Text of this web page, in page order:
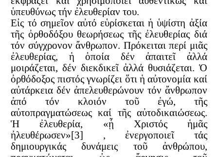
ὑπευθύνως τήν ἐλευθερίαν του.
Εἰς τό σημεῖον αὐτό εὑρίσκεται ἡ ὑψίστη ἀξία
τῆς ὀρθοδόξου θεωρήσεως τῆς ἐλευθερίας διά
τόν σύγχρονον ἄνθρωπον. Πρόκειται περί μιᾶς
ἐλευθερίας, ἡ ὁποία δέν ἀπαιτεῖ ἀλλά
μοιράζεται, δέν διεκδικεῖ ἀλλά θυσιάζεται. Ὁ
ὀρθόδοξος πιστός γνωρίζει ὅτι ἡ αὐτονομία καί
αὐτάρκεια δέν ἀπελευθερώνουν τόν ἄνθρωπον
ἀπό τόν κλοιόν τοῦ ἐγώ, τῆς
αὐτοπραγματώσεως καί τῆς αὐτοδικαιώσεως.
Ἡ ἐλευθερία, «ᾗ Χριστός ἡμᾶς
ἠλευθέρωσεν»[3] , ἐνεργοποιεῖ τάς
δημιουργικάς δυνάμεις τοῦ ἀνθρώπου,